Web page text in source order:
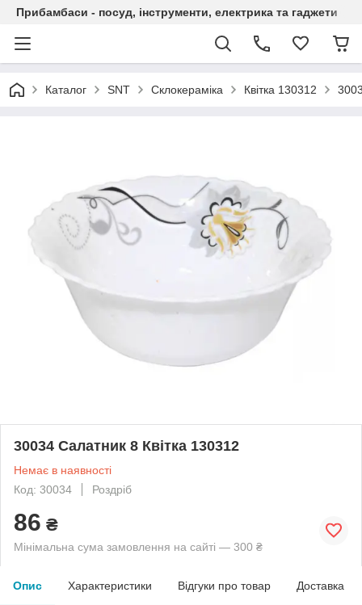
Прибамбаси - посуд, інструменти, електрика та гаджети
Каталог SNT Склокераміка Квітка 130312
30034 Салатник 8 Квітка 130312
Немає в наявності
Код: 30034
Роздріб
86 ₴
Мінімальна сума замовлення на сайті — 300 ₴
Опис Характеристики Відгуки про товар Доставка